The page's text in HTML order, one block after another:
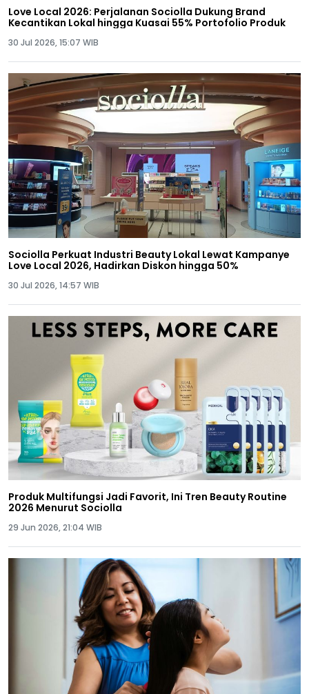
Love Local 2026: Perjalanan Sociolla Dukung Brand
Kecantikan Lokal hingga Kuasai 55% Portofolio Produk
30 Jul 2026, 15:07 WIB
Sociolla Perkuat Industri Beauty Lokal Lewat Kampanye
Love Local 2026, Hadirkan Diskon hingga 50%
30 Jul 2026, 14:57 WIB
Produk Multifungsi Jadi Favorit, Ini Tren Beauty Routine
2026 Menurut Sociolla
29 Jun 2026, 21:04 WIB